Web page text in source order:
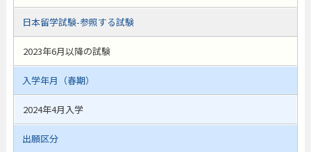
日本留学試験-参照する試験
2023年6月以降の試験
入学年月（春期）
2024年4月入学
出願区分